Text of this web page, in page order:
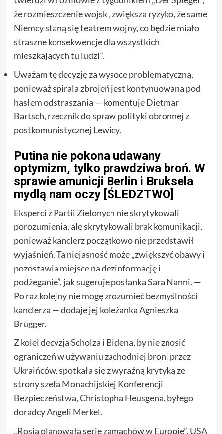
że rozmieszczenie wojsk „zwiększa ryzyko, że same
Niemcy staną się teatrem wojny, co będzie miało
straszne konsekwencje dla wszystkich
mieszkających tu ludzi”.
Uważam tę decyzję za wysoce problematyczną,
ponieważ spirala zbrojeń jest kontynuowana pod
hasłem odstraszania — komentuje Dietmar
Bartsch, rzecznik do spraw polityki obronnej z
postkomunistycznej Lewicy.
Putina nie pokona udawany
optymizm, tylko prawdziwa broń. W
sprawie amunicji Berlin i Bruksela
mydlą nam oczy [ŚLEDZTWO]
Eksperci z Partii Zielonych nie skrytykowali
porozumienia, ale skrytykowali brak komunikacji,
ponieważ kanclerz początkowo nie przedstawił
wyjaśnień. Ta niejasność może „zwiększyć obawy i
pozostawia miejsce na dezinformację i
podżeganie”, jak sugeruje posłanka Sara Nanni. —
Po raz kolejny nie mogę zrozumieć bezmyślności
kanclerza — dodaje jej koleżanka Agnieszka
Brugger.
Z kolei decyzja Scholza i Bidena, by nie znosić
ograniczeń w używaniu zachodniej broni przez
Ukraińców, spotkała się z wyraźną krytyką ze
strony szefa Monachijskiej Konferencji
Bezpieczeństwa, Christopha Heusgena, byłego
doradcy Angeli Merkel.
„Rosja planowała serię zamachów w Europie”. USA